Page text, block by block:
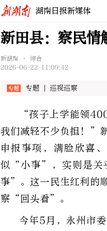
湖南日报新媒体
新田县：察民
新湖南 • 综合
2026-06-22 11:09:42
专题 | 巡视巡察
“孩子上学能领
我们减轻不少负担！”
申报事项，满脸欣喜
似“小事”，实则是关
事”。这一民生红利的
察“回头看”。
今年5月，永州市